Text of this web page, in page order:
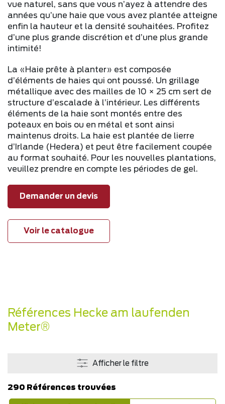
vue naturel, sans que vous n’ayez à attendre des
années qu’une haie que vous avez plantée atteigne
enfin la hauteur et la densité souhaitées. Profitez
d’une plus grande discrétion et d’une plus grande
intimité!
La «Haie prête à planter» est composée
d’éléments de haies qui ont poussé. Un grillage
métallique avec des mailles de 10 × 25 cm sert de
structure d’escalade à l’intérieur. Les différents
éléments de la haie sont montés entre des
poteaux en bois ou en métal et sont ainsi
maintenus droits. La haie est plantée de lierre
d’Irlande (Hedera) et peut être facilement coupée
au format souhaité. Pour les nouvelles plantations,
veuillez prendre en compte les périodes de gel.
Demander un devis
Voir le catalogue
Références Hecke am laufenden
Meter®
Afficher le filtre
290 Références trouvées